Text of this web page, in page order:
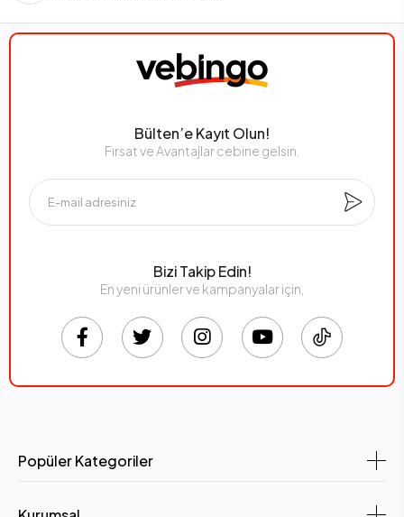
Bülten’e Kayıt Olun!
Fırsat ve Avantajlar cebine gelsin.
Bizi Takip Edin!
En yeni ürünler ve kampanyalar için,
Popüler Kategoriler